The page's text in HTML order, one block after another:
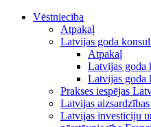
Vēstniecība
Atpakaļ
Latvijas goda
Atpakaļ
Latvijas goda
Latvijas goda
Prakses iespējas
Latvijas
Latvijas investīciju